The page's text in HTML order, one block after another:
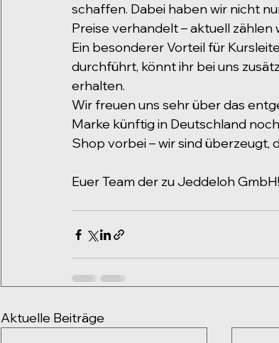
schaffen. Dabei haben wir nicht
Preise verhandelt – aktuell
Ein besonderer Vorteil für
durchführt, könnt ihr bei uns
erhalten.
Wir freuen uns sehr über das
Marke künftig in Deutschland
Shop vorbei – wir sind überzeugt,
Euer Team der zu Jeddeloh GmbH!
Aktuelle Beiträge